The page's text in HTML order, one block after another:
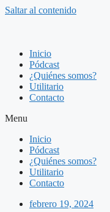
Saltar al contenido
Inicio
Pódcast
¿Quiénes somos?
Utilitario
Contacto
Menu
Inicio
Pódcast
¿Quiénes somos?
Utilitario
Contacto
febrero 19, 2024